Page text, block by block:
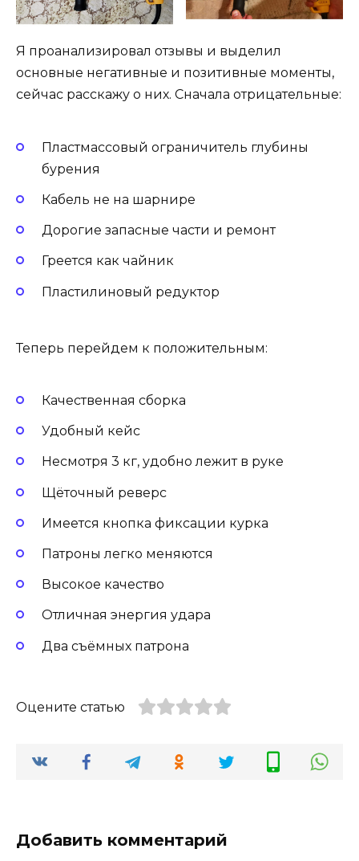
Я проанализировал отзывы и выделил
основные негативные и позитивные моменты,
сейчас расскажу о них. Сначала отрицательные:
Пластмассовый ограничитель глубины
бурения
Кабель не на шарнире
Дорогие запасные части и ремонт
Греется как чайник
Пластилиновый редуктор
Теперь перейдем к положительным:
Качественная сборка
Удобный кейс
Несмотря 3 кг, удобно лежит в руке
Щёточный реверс
Имеется кнопка фиксации курка
Патроны легко меняются
Высокое качество
Отличная энергия удара
Два съёмных патрона
Оцените статью
Добавить комментарий